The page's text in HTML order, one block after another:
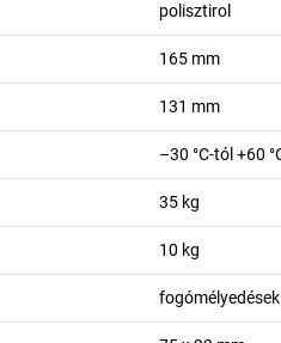
polisztirol
165 mm
131 mm
–30 °C-tól +60
35 kg
10 kg
fogómélyedések